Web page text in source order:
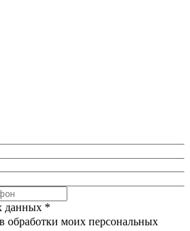
данных *
обработки моих персональных